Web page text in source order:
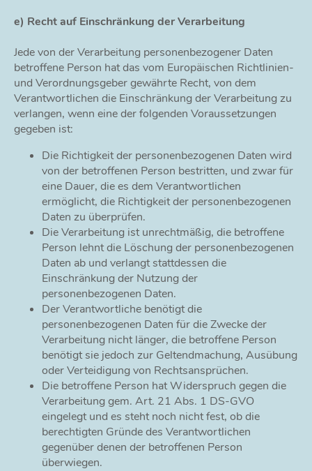
e) Recht auf Einschränkung der Verarbeitung
Jede von der Verarbeitung personenbezogener Daten
betroffene Person hat das vom Europäischen Richtlinien-
und Verordnungsgeber gewährte Recht, von dem
Verantwortlichen die Einschränkung der Verarbeitung zu
verlangen, wenn eine der folgenden Voraussetzungen
gegeben ist:
Die Richtigkeit der personenbezogenen Daten wird
von der betroffenen Person bestritten, und zwar für
eine Dauer, die es dem Verantwortlichen
ermöglicht, die Richtigkeit der personenbezogenen
Daten zu überprüfen.
Die Verarbeitung ist unrechtmäßig, die betroffene
Person lehnt die Löschung der personenbezogenen
Daten ab und verlangt stattdessen die
Einschränkung der Nutzung der
personenbezogenen Daten.
Der Verantwortliche benötigt die
personenbezogenen Daten für die Zwecke der
Verarbeitung nicht länger, die betroffene Person
benötigt sie jedoch zur Geltendmachung, Ausübung
oder Verteidigung von Rechtsansprüchen.
Die betroffene Person hat Widerspruch gegen die
Verarbeitung gem. Art. 21 Abs. 1 DS-GVO
eingelegt und es steht noch nicht fest, ob die
berechtigten Gründe des Verantwortlichen
gegenüber denen der betroffenen Person
überwiegen.